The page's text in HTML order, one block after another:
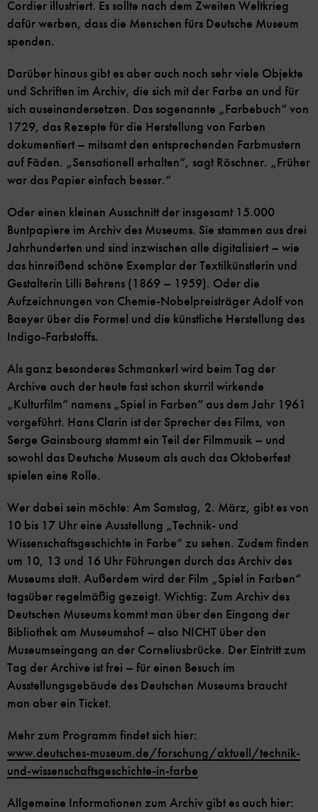
Cordier illustriert. Es sollte nach dem Zweiten Weltkrieg
dafür werben, dass die Menschen fürs Deutsche Museum
spenden.
Darüber hinaus gibt es aber auch noch sehr viele Objekte
und Schriften im Archiv, die sich mit der Farbe an und für
sich auseinandersetzen. Das sogenannte „Farbebuch“ von
1729, das Rezepte für die Herstellung von Farben
dokumentiert – mitsamt den entsprechenden Farbmustern
auf Fäden. „Sensationell erhalten“, sagt Röschner. „Früher
war das Papier einfach besser.“
Oder einen kleinen Ausschnitt der insgesamt 15.000
Buntpapiere im Archiv des Museums. Sie stammen aus drei
Jahrhunderten und sind inzwischen alle digitalisiert – wie
das hinreißend schöne Exemplar der Textilkünstlerin und
Gestalterin Lilli Behrens (1869 – 1959). Oder die
Aufzeichnungen von Chemie-Nobelpreisträger Adolf von
Baeyer über die Formel und die künstliche Herstellung des
Indigo-Farbstoffs.
Als ganz besonderes Schmankerl wird beim Tag der
Archive auch der heute fast schon skurril wirkende
„Kulturfilm“ namens „Spiel in Farben“ aus dem Jahr 1961
vorgeführt. Hans Clarin ist der Sprecher des Films, von
Serge Gainsbourg stammt ein Teil der Filmmusik – und
sowohl das Deutsche Museum als auch das Oktoberfest
spielen eine Rolle.
Wer dabei sein möchte: Am Samstag, 2. März, gibt es von
10 bis 17 Uhr eine Ausstellung „Technik- und
Wissenschaftsgeschichte in Farbe“ zu sehen. Zudem finden
um 10, 13 und 16 Uhr Führungen durch das Archiv des
Museums statt. Außerdem wird der Film „Spiel in Farben“
tagsüber regelmäßig gezeigt. Wichtig: Zum Archiv des
Deutschen Museums kommt man über den Eingang der
Bibliothek am Museumshof – also NICHT über den
Museumseingang an der Corneliusbrücke. Der Eintritt zum
Tag der Archive ist frei – für einen Besuch im
Ausstellungsgebäude des Deutschen Museums braucht
man aber ein Ticket.
Mehr zum Programm findet sich hier:
www.deutsches-museum.de/forschung/aktuell/technik-
und-wissenschaftsgeschichte-in-farbe
Allgemeine Informationen zum Archiv gibt es auch hier: